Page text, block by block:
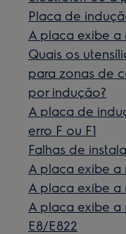
Placa de
A placa exibe a
Quais os
para zonas de
por indução?
A placa de
erro F ou F1
Falhas de
A placa exibe a
A placa exibe a
A placa exibe a
E8/E822